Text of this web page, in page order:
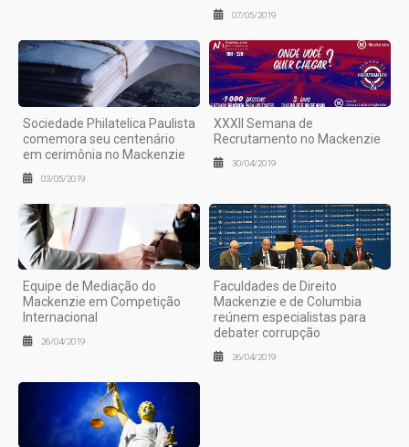
07/05/2019
Sociedade Philatelica Paulista
comemora seu centenário
em cerimônia no Mackenzie
03/05/2019
XXXII Semana de
Recrutamento no Mackenzie
30/04/2019
Equipe de Mediação do
Mackenzie em Competição
Internacional
26/04/2019
Faculdades de Direito
Mackenzie e de Columbia
reúnem especialistas para
debater corrupção
26/04/2019